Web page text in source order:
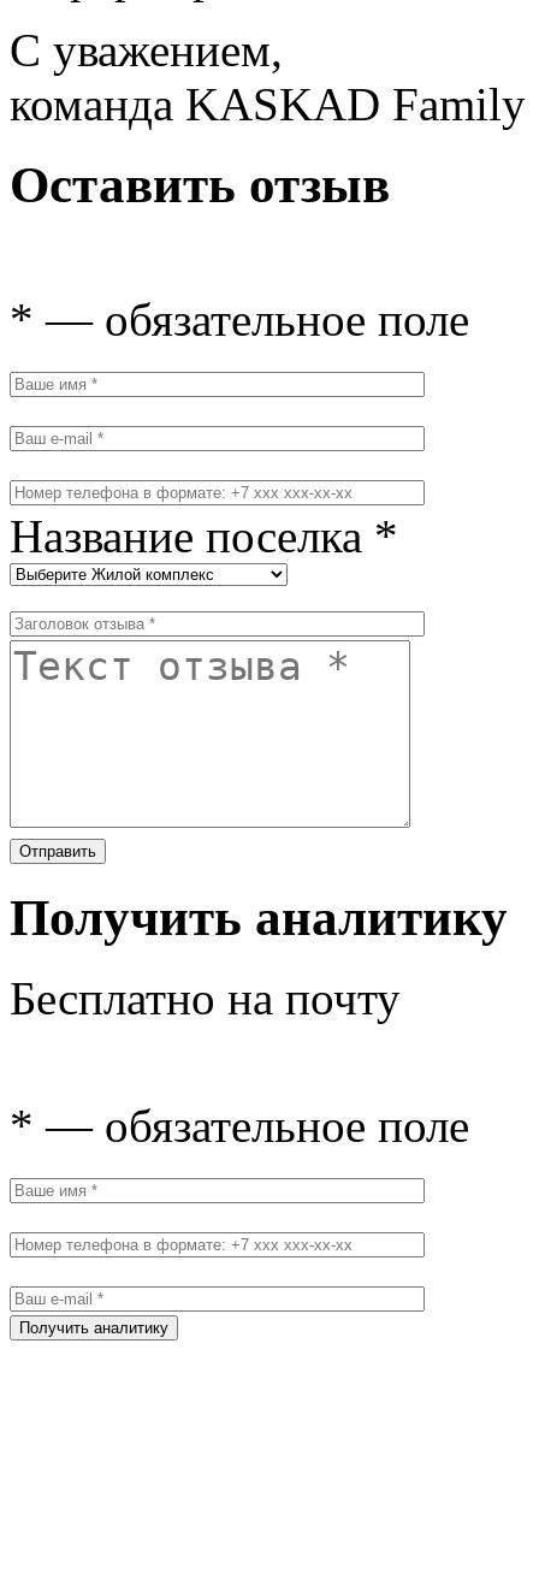
С уважением,
команда KASKAD Family
Оставить отзыв
* — обязательное поле
Название поселка *
Получить аналитику
Бесплатно на почту
* — обязательное поле